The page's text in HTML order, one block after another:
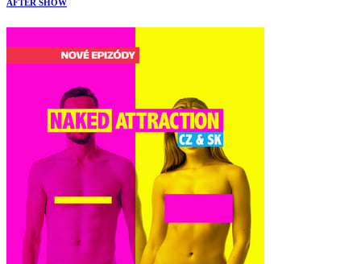
AFTER SHOW